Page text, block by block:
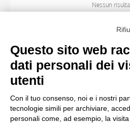
Nessun
TITOLO
MATERIA E TECNICA
Questo sito web
dati personali dei
utenti
Con il tuo consenso, noi e i nostri
tecnologie simili per archiviare,
personali come, ad esempio, la